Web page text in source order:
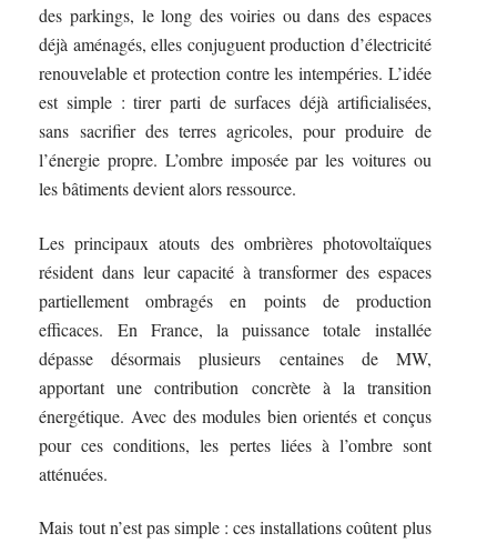
des parkings, le long des voiries ou dans des espaces
déjà aménagés, elles conjuguent production d’électricité
renouvelable et protection contre les intempéries. L’idée
est simple : tirer parti de surfaces déjà artificialisées,
sans sacrifier des terres agricoles, pour produire de
l’énergie propre. L’ombre imposée par les voitures ou
les bâtiments devient alors ressource.
Les principaux atouts des ombrières photovoltaïques
résident dans leur capacité à transformer des espaces
partiellement ombragés en points de production
efficaces. En France, la puissance totale installée
dépasse désormais plusieurs centaines de MW,
apportant une contribution concrète à la transition
énergétique. Avec des modules bien orientés et conçus
pour ces conditions, les pertes liées à l’ombre sont
atténuées.
Mais tout n’est pas simple : ces installations coûtent plus